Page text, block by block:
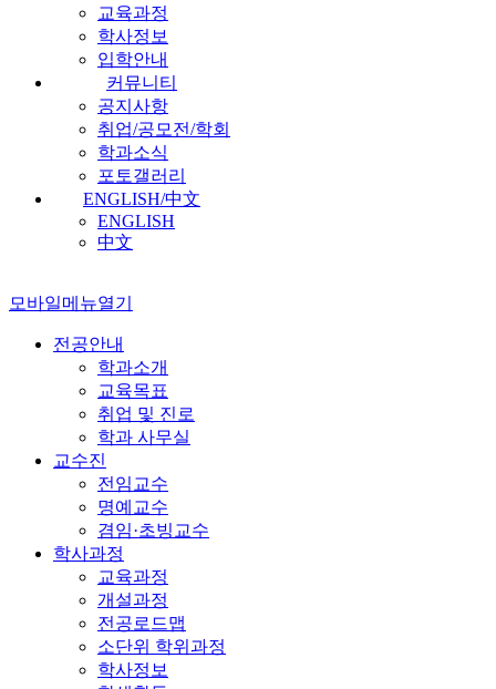
교육과정
학사정보
입학안내
커뮤니티
공지사항
취업/공모전/학회
학과소식
포토갤러리
ENGLISH/中文
ENGLISH
中文
모바일메뉴열기
전공안내
학과소개
교육목표
취업 및 진로
학과 사무실
교수진
전임교수
명예교수
겸임·초빙교수
학사과정
교육과정
개설과정
전공로드맵
소단위 학위과정
학사정보